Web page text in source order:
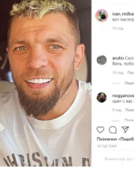
Погода
Регіони
Статті